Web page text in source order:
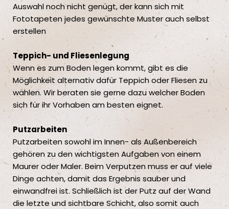
Auswahl noch nicht genügt, der kann sich mit
Fototapeten jedes gewünschte Muster auch selbst
erstellen
Teppich- und Fliesenlegung
Wenn es zum Boden legen kommt, gibt es die
Möglichkeit alternativ dafür Teppich oder Fliesen zu
wählen. Wir beraten sie gerne dazu welcher Boden
sich für ihr Vorhaben am besten eignet.
Putzarbeiten
Putzarbeiten sowohl im Innen- als Außenbereich
gehören zu den wichtigsten Aufgaben von einem
Maurer oder Maler. Beim Verputzen muss er auf viele
Dinge achten, damit das Ergebnis sauber und
einwandfrei ist. Schließlich ist der Putz auf der Wand
die letzte und sichtbare Schicht, also somit auch